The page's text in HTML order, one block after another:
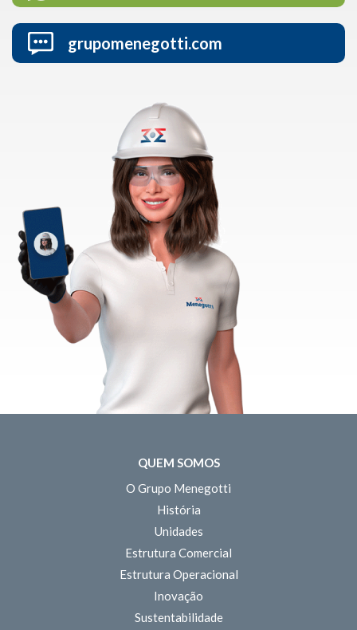
grupomenegotti.com
QUEM SOMOS
O Grupo Menegotti
História
Unidades
Estrutura Comercial
Estrutura Operacional
Inovação
Sustentabilidade